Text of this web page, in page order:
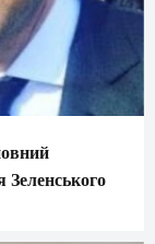
Зеленського